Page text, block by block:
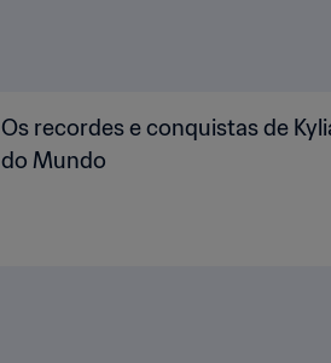
Os recordes e conquistas de
do Mundo